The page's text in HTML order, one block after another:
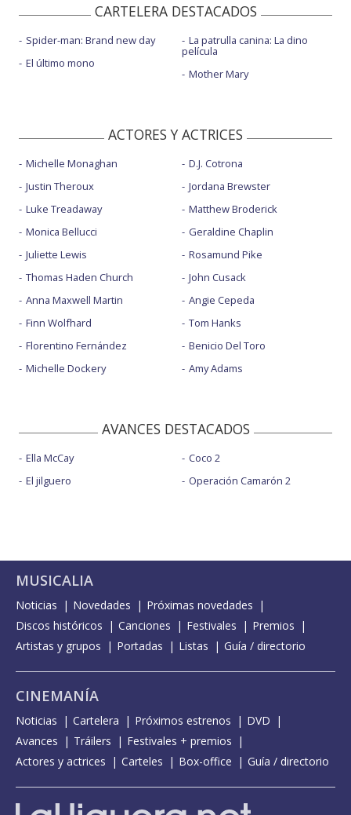
CARTELERA DESTACADOS
Spider-man: Brand new day
El último mono
La patrulla canina: La dino
película
Mother Mary
ACTORES Y ACTRICES
Michelle Monaghan
Justin Theroux
Luke Treadaway
Monica Bellucci
Juliette Lewis
Thomas Haden Church
Anna Maxwell Martin
Finn Wolfhard
Florentino Fernández
Michelle Dockery
D.J. Cotrona
Jordana Brewster
Matthew Broderick
Geraldine Chaplin
Rosamund Pike
John Cusack
Angie Cepeda
Tom Hanks
Benicio Del Toro
Amy Adams
AVANCES DESTACADOS
Ella McCay
El jilguero
Coco 2
Operación Camarón 2
MUSICALIA
Noticias Novedades
Próximas novedades
Discos históricos
Canciones Festivales
Premios
Artistas y grupos
Portadas Listas Guía / directorio
CINEMANÍA
Noticias Cartelera Próximos estrenos
DVD
Avances
Tráilers
Festivales + premios
Actores y actrices
Carteles Box-office Guía / directorio